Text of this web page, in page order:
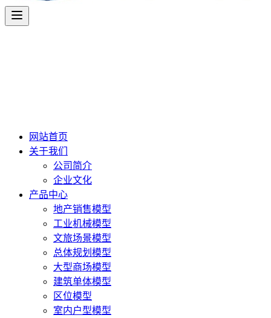
网站首页
关于我们
公司简介
企业文化
产品中心
地产销售模型
工业机械模型
文旅场景模型
总体规划模型
大型商场模型
建筑单体模型
区位模型
室内户型模型